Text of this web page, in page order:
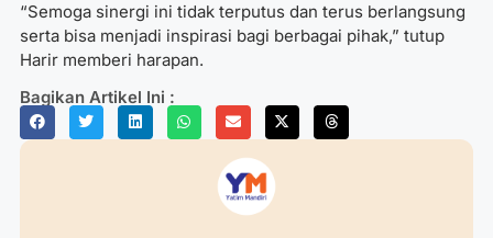
“Semoga sinergi ini tidak terputus dan terus berlangsung
serta bisa menjadi inspirasi bagi berbagai pihak,” tutup
Harir memberi harapan.
Bagikan Artikel Ini :